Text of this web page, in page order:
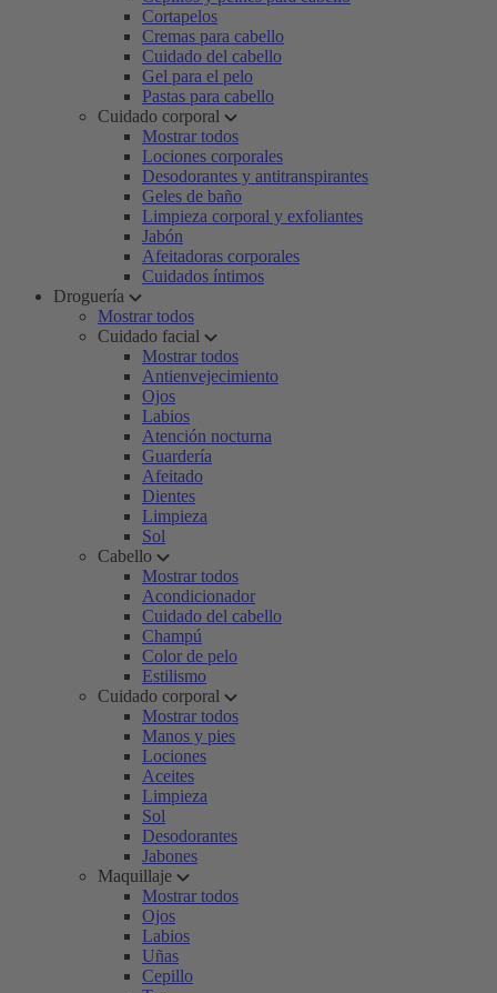
Cortapelos
Cremas para cabello
Cuidado del cabello
Gel para el pelo
Pastas para cabello
Cuidado corporal
Mostrar todos
Lociones corporales
Desodorantes y antitranspirantes
Geles de baño
Limpieza corporal y exfoliantes
Jabón
Afeitadoras corporales
Cuidados íntimos
Droguería
Mostrar todos
Cuidado facial
Mostrar todos
Antienvejecimiento
Ojos
Labios
Atención nocturna
Guardería
Afeitado
Dientes
Limpieza
Sol
Cabello
Mostrar todos
Acondicionador
Cuidado del cabello
Champú
Color de pelo
Estilismo
Cuidado corporal
Mostrar todos
Manos y pies
Lociones
Aceites
Limpieza
Sol
Desodorantes
Jabones
Maquillaje
Mostrar todos
Ojos
Labios
Uñas
Cepillo